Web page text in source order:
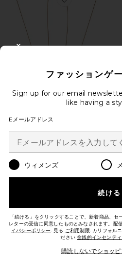
Favorite JUNESS ビ
ックレス
8 Other Reasons
$39 Previous price:
$58
Favorite MUSE バン
ファッションゲ
Sign up for our email
like having a
Eメールアドレス
ウィメンズ
続ける
「続ける」をクリックすることで、新着商品、
レターの受信に同意したものとみなされます。配
イバシーポリシー. 見る ご利用制限. カリフォル
ださい金銭的インセンテ
購読しないでショッ